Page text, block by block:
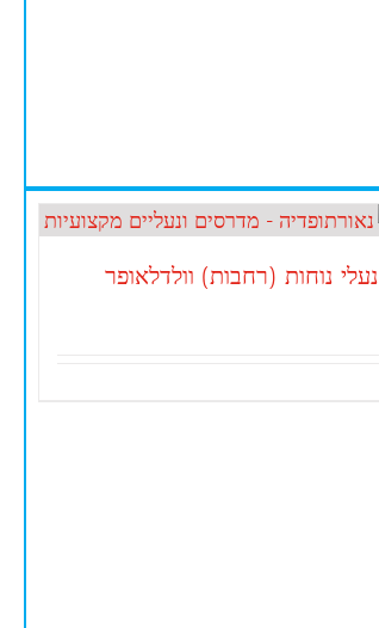
נעלי נוחות (רחבות) וולדלאופר